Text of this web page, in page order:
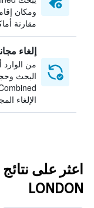
ومكان
مقارنة
إلغاء
من
البحث
الإلغاء
LONDON